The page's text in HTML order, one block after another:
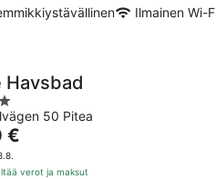
Ilmainen Wi-
Havsbad
50 Pitea
€
verot ja maksut